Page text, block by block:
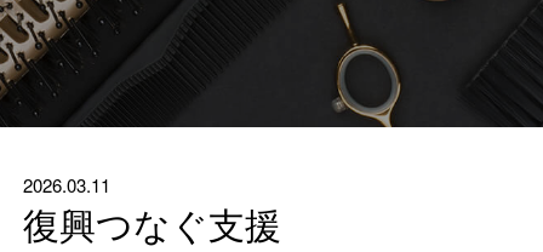
2026.03.11
復興つなぐ支援